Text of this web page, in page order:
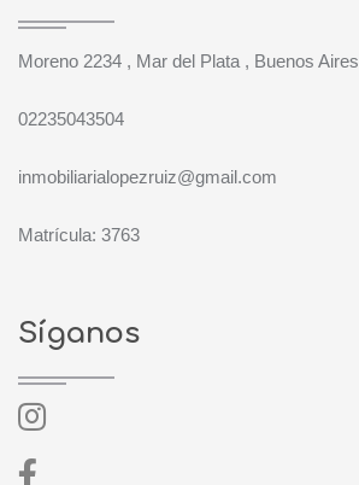
Moreno 2234 , Mar del Plata , Buenos Aires
02235043504
inmobiliarialopezruiz@gmail.com
Matrícula: 3763
Síganos